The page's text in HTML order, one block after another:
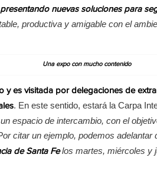
nuevas soluciones para
productiva y amigable con el
Una expo con mucho contenido
y es visitada por delegaciones de
. En este sentido, estará la Carpa
espacio de intercambio, con el
citar un ejemplo, podemos adelantar
de Santa Felos martes, miércoles y